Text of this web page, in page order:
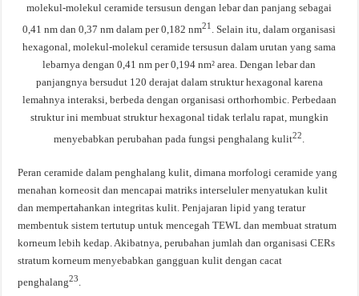
molekul-molekul ceramide tersusun dengan lebar dan panjang sebagai
0,41 nm dan 0,37 nm dalam per 0,182 nm21
. Selain itu, dalam organisasi
hexagonal, molekul-molekul ceramide tersusun dalam urutan yang sama
lebarnya dengan 0,41 nm per 0,194 nm² area. Dengan lebar dan
panjangnya bersudut 120 derajat dalam struktur hexagonal karena
lemahnya interaksi, berbeda dengan organisasi orthorhombic. Perbedaan
struktur ini membuat struktur hexagonal tidak terlalu rapat, mungkin
menyebabkan perubahan pada fungsi penghalang kulit22.
Peran ceramide dalam penghalang kulit, dimana morfologi ceramide yang
menahan korneosit dan mencapai matriks interseluler menyatukan kulit
dan mempertahankan integritas kulit. Penjajaran lipid yang teratur
membentuk sistem tertutup untuk mencegah TEWL dan membuat stratum
korneum lebih kedap. Akibatnya, perubahan jumlah dan organisasi CERs
stratum korneum menyebabkan gangguan kulit dengan cacat
penghalang23.